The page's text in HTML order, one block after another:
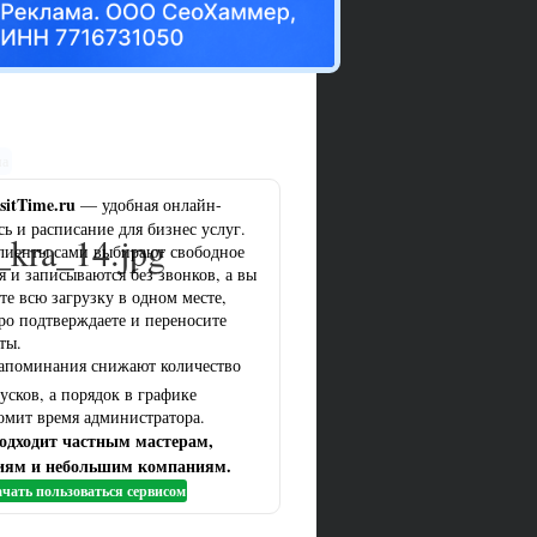
— удобная онлайн-
и расписание для бизнес услуг.
сами выбирают свободное
и записываются без звонков, а вы
всю загрузку в одном месте,
подтверждаете и переносите
снижают количество
а порядок в графике
время администратора.
частным мастерам,
и небольшим компаниям.
пользоваться сервисом